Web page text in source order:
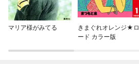
マリア様がみてる
きまぐれオレンジ★ロ
ード カラー版